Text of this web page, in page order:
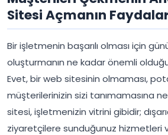
Sitesi Açmanın
Bir işletmenin başarılı olması için
oluşturmanın ne kadar önemli
Evet, bir web sitesinin olmaması,
müşterilerinizin sizi tanımamasına
sitesi, işletmenizin vitrini gibidir;
ziyaretçilere sunduğunuz hizmetleri